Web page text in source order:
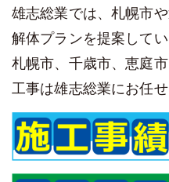
雄志総業では、札幌市
解体プランを提案してい
札幌市、千歳市、恵庭
工事は雄志総業にお任